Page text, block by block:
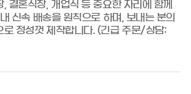
결혼식장, 개업식 등 중요한 자리에 함께
신속 배송을 원칙으로 하며, 보내는 분의
로 정성껏 제작합니다. (긴급 주문/상담: